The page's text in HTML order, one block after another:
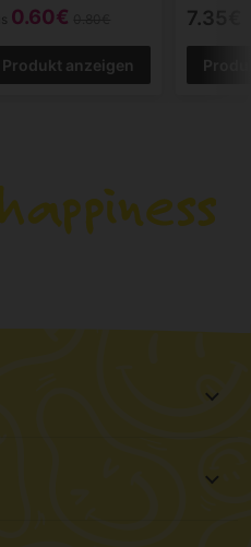
0.60€
Produkt anzeigen
7.35€